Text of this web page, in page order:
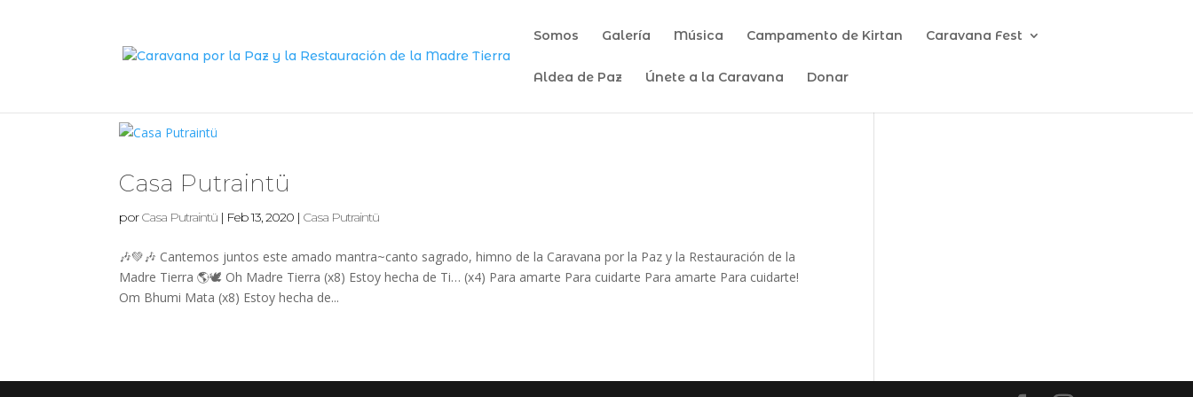
Somos Galería Música Campamento de Kirtan Caravana Fest
Aldea de Paz Únete a la Caravana Donar
Casa Putraintü
porCasa Putraintü | Feb 13, 2020 | Casa Putraintü
🎶💚🎶 Cantemos juntos este amado mantra~canto sagrado, himno de la Caravana por la Paz y la Restauración de la
Madre Tierra 🌎🕊️ Oh Madre Tierra (x8) Estoy hecha de Ti… (x4) Para amarte Para cuidarte Para amarte Para cuidarte!
Om Bhumi Mata (x8) Estoy hecha de...